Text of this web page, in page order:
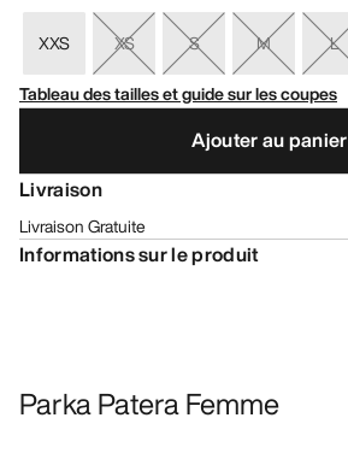
XXS XS S M L
Tableau des tailles et guide sur les coupes
Ajouter au panier
Livraison
Livraison Gratuite
Informations sur le produit
Parka Patera Femme